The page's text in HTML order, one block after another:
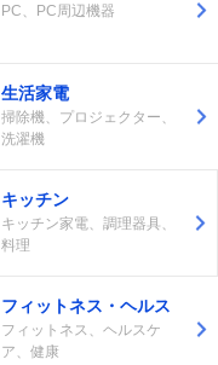
PC、PC周辺機器
生活家電
掃除機、プロジェクター、
洗濯機
キッチン
キッチン家電、調理器具、
料理
フィットネス・ヘルス
フィットネス、ヘルスケ
ア、健康